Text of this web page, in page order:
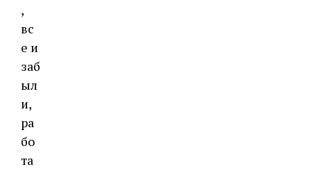
,
вс
е и
заб
ыл
и,
ра
бо
та